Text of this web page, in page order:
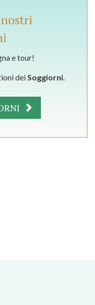
e tour!
deiSoggiorni.